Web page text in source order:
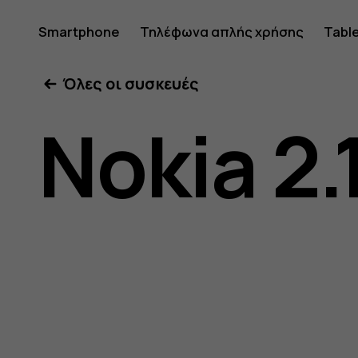
Οδηγίες
χρήσης
Nokia
Smartphone Τηλέφωνα απλής χρήσης
Όλες οι συσκευές
Nokia